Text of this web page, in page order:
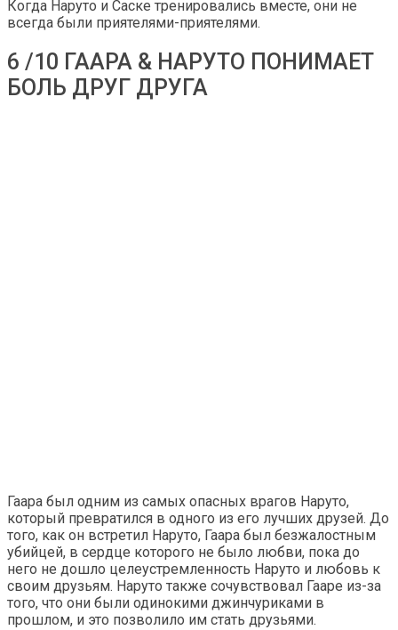
Когда Наруто и Саске тренировались вместе, они не
всегда были приятелями-приятелями.
6 /10 ГААРА & НАРУТО ПОНИМАЕТ
БОЛЬ ДРУГ ДРУГА
Гаара был одним из самых опасных врагов Наруто,
который превратился в одного из его лучших друзей. До
того, как он встретил Наруто, Гаара был безжалостным
убийцей, в сердце которого не было любви, пока до
него не дошло целеустремленность Наруто и любовь к
своим друзьям. Наруто также сочувствовал Гааре из-за
того, что они были одинокими джинчуриками в
прошлом, и это позволило им стать друзьями.